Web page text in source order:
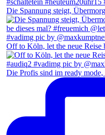
Die Spannung steigt,
Off to Köln, let the neue Reise
Die Profis sind im ready